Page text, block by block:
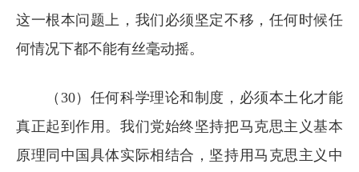
这一根本问题上，我们必须坚定不移，任何时候任
何情况下都不能有丝毫动摇。
（30）任何科学理论和制度，必须本土化才能
真正起到作用。我们党始终坚持把马克思主义基本
原理同中国具体实际相结合，坚持用马克思主义中